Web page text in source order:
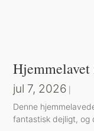
jul 7, 2026
Denne
fantastisk dejligt,